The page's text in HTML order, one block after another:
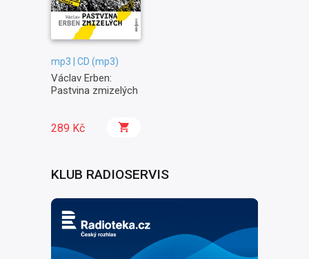
mp3 | CD (mp3)
Václav Erben:
Pastvina zmizelých
289 Kč
KLUB RADIOSERVIS